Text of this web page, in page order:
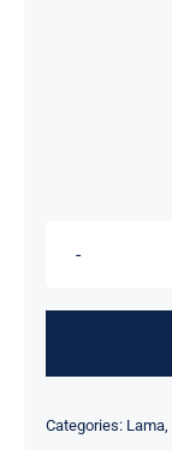
Categories: Lama,